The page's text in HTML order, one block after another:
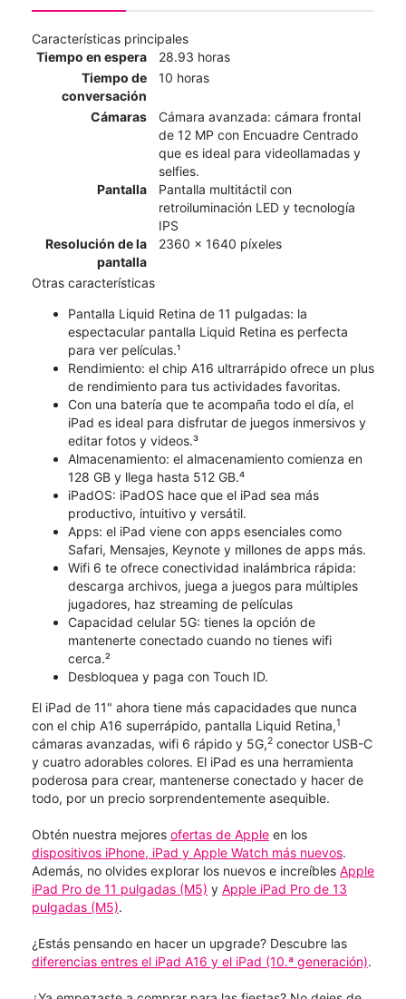
Características principales
Tiempo en espera
28.93 horas
Tiempo de
conversación
10 horas
Cámaras
Cámara avanzada: cámara frontal
de 12 MP con Encuadre Centrado
que es ideal para videollamadas y
selfies.
Pantalla
Pantalla multitáctil con
retroiluminación LED y tecnología
IPS
Resolución de la
pantalla
2360 x 1640 píxeles
Otras características
Pantalla Liquid Retina de 11 pulgadas: la
espectacular pantalla Liquid Retina es perfecta
para ver películas.¹
Rendimiento: el chip A16 ultrarrápido ofrece un plus
de rendimiento para tus actividades favoritas.
Con una batería que te acompaña todo el día, el
iPad es ideal para disfrutar de juegos inmersivos y
editar fotos y videos.³
Almacenamiento: el almacenamiento comienza en
128 GB y llega hasta 512 GB.⁴
iPadOS: iPadOS hace que el iPad sea más
productivo, intuitivo y versátil.
Apps: el iPad viene con apps esenciales como
Safari, Mensajes, Keynote y millones de apps más.
Wifi 6 te ofrece conectividad inalámbrica rápida:
descarga archivos, juega a juegos para múltiples
jugadores, haz streaming de películas
Capacidad celular 5G: tienes la opción de
mantenerte conectado cuando no tienes wifi
cerca.²
Desbloquea y paga con Touch ID.
El iPad de 11" ahora tiene más capacidades que nunca
con el chip A16 superrápido, pantalla Liquid Retina,1
cámaras avanzadas, wifi 6 rápido y 5G,2 conector USB-C
y cuatro adorables colores. El iPad es una herramienta
poderosa para crear, mantenerse conectado y hacer de
todo, por un precio sorprendentemente asequible.
Obtén nuestra mejores ofertas de Apple en los
dispositivos iPhone, iPad y Apple Watch más nuevos.
Además, no olvides explorar los nuevos e increíbles Apple
iPad Pro de 11 pulgadas (M5) y Apple iPad Pro de 13
pulgadas (M5).
¿Estás pensando en hacer un upgrade? Descubre las
diferencias entres el iPad A16 y el iPad (10.ª generación).